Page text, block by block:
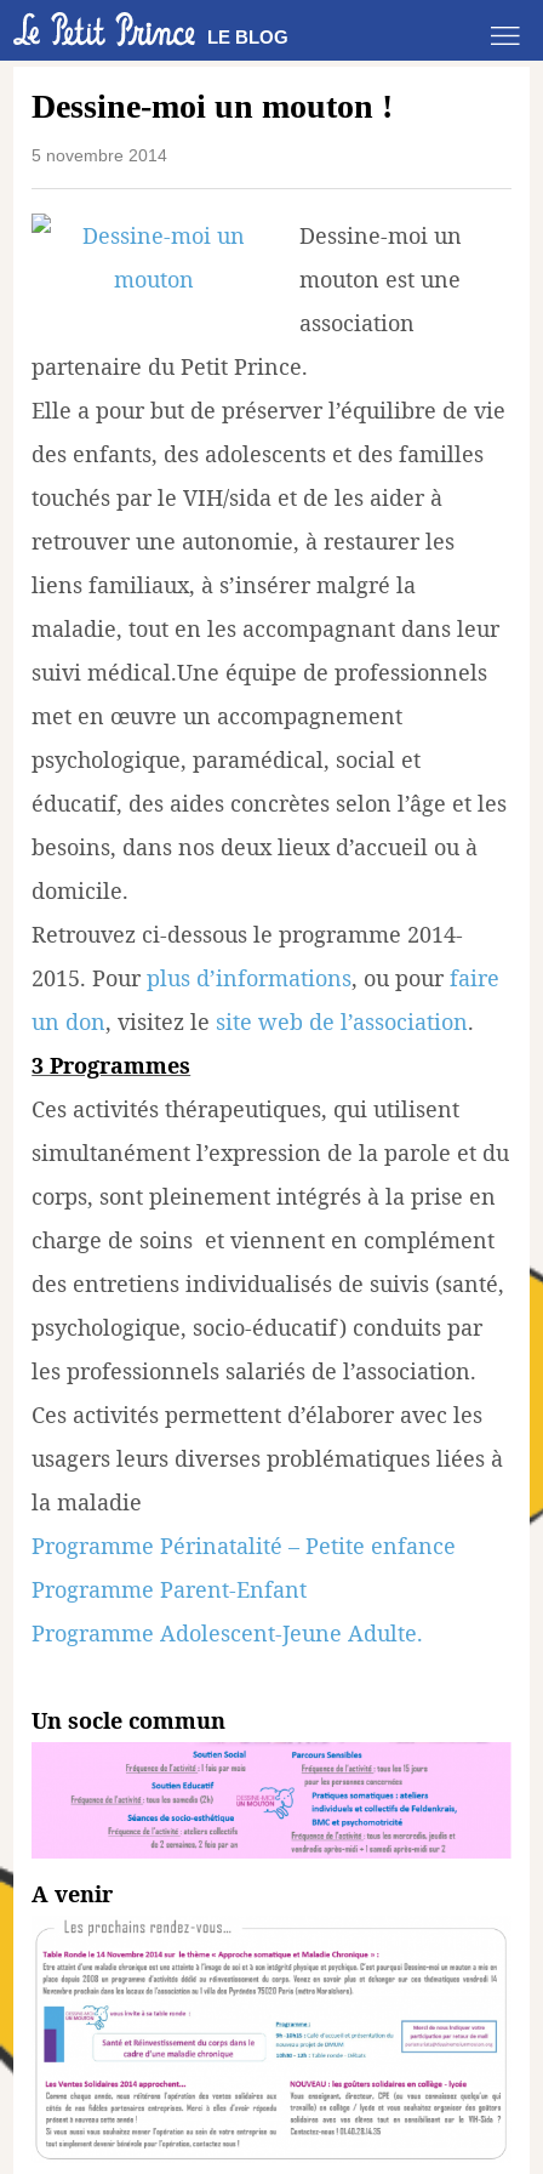
LE BLOG
Dessine-moi un mouton !
5 novembre 2014
Dessine-moi un
mouton est une
association
partenaire du Petit Prince.
Elle a pour but de préserver l’équilibre de vie
des enfants, des adolescents et des familles
touchés par le VIH/sida et de les aider à
retrouver une autonomie, à restaurer les
liens familiaux, à s’insérer malgré la
maladie, tout en les accompagnant dans leur
suivi médical.Une équipe de professionnels
met en œuvre un accompagnement
psychologique, paramédical, social et
éducatif, des aides concrètes selon l’âge et les
besoins, dans nos deux lieux d’accueil ou à
domicile.
Retrouvez ci-dessous le programme 2014-
2015. Pour plus d’informations, ou pourfaire
un don, visitez le site web de l’association.
3 Programmes
Ces activités thérapeutiques, qui utilisent
simultanément l’expression de la parole et du
corps, sont pleinement intégrés à la prise en
charge de soins et viennent en complément
des entretiens individualisés de suivis (santé,
psychologique, socio-éducatif) conduits par
les professionnels salariés de l’association.
Ces activités permettent d’élaborer avec les
usagers leurs diverses problématiques liées à
la maladie
Programme Périnatalité – Petite enfance
Programme Parent-Enfant
Programme Adolescent-Jeune Adulte.
Un socle commun
A venir